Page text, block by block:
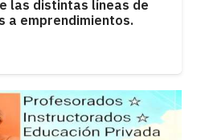
una fuerte caída en
de la